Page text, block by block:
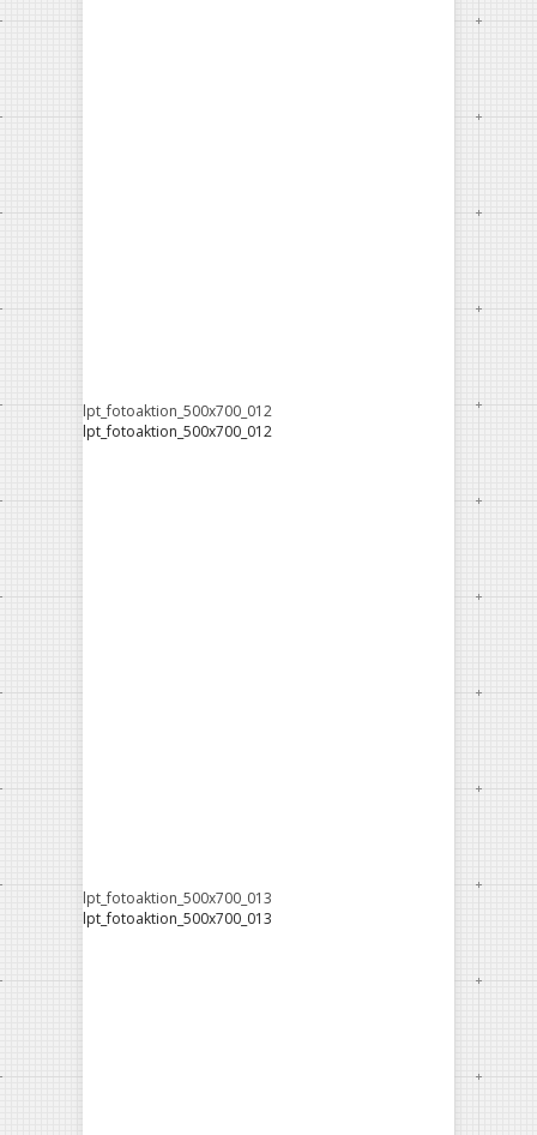
lpt_fotoaktion_500x700_012
lpt_fotoaktion_500x700_012
lpt_fotoaktion_500x700_013
lpt_fotoaktion_500x700_013